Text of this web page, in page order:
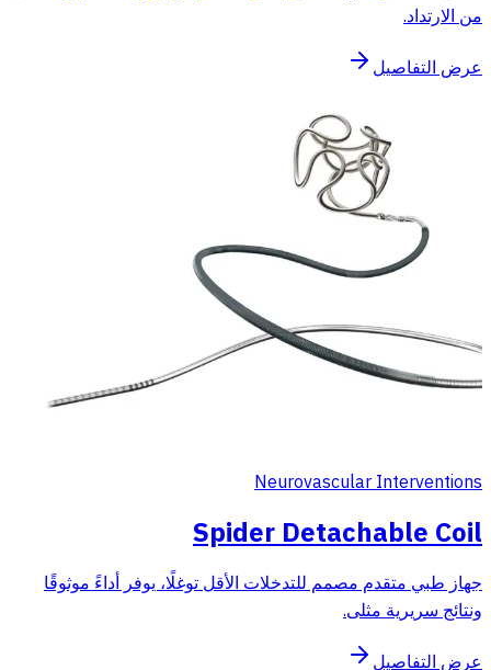
من الارتداد.
عرض التفاصيل
Neurovascular Interventions
Spider Detachable Coil
جهاز طبي متقدم مصمم للتدخلات الأقل توغلًا، يوفر أداءً موثوقًا
ونتائج سريرية مثلى.
عرض التفاصيل